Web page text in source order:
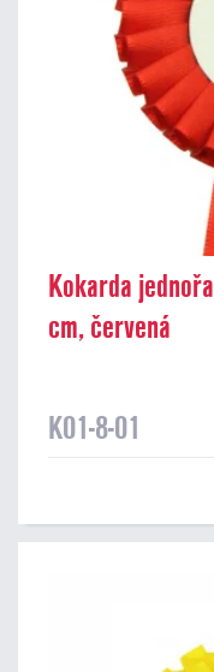
Kokarda
cm, červená
K01-8-01